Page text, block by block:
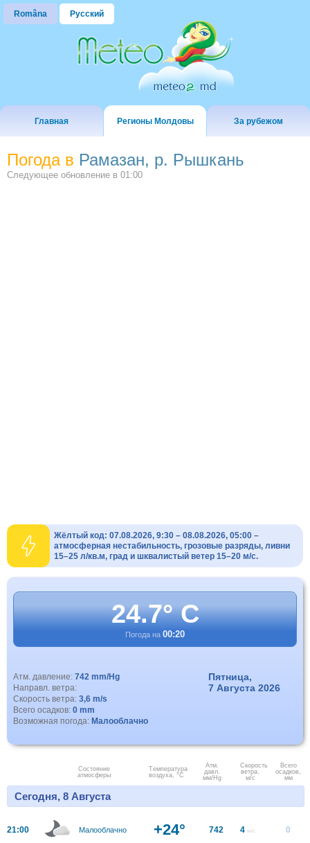
Româna Русский
Главная Регионы Молдовы За рубежом
Погода в Рамазан, р. Рышкань
Следующее обновление в 01:00
Жёлтый код: 07.08.2026, 9:30 – 08.08.2026, 05:00 –
атмосферная нестабильность, грозовые разряды, ливни
15–25 л/кв.м, град и шквалистый ветер 15–20 м/с.
24.7° C
Погода на 00:20
Атм. давление: 742 mm/Hg
Направл. ветра:
Скорость ветра: 3,6 m/s
Всего осадков: 0 mm
Возможная погода: Малооблачно
Пятница,
7 Августа 2026
Состояние
атмосферы
Температура
воздуха, °C
Атм.
давл.
мм/Hg
Скорость
ветра.
м/с
Всего
осадков,
мм
Сегодня, 8 Августа
21:00 Малооблачно +24° 742 4 м/с 0